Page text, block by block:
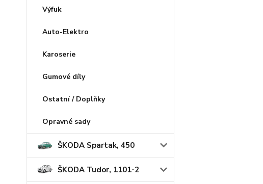
Výfuk
Auto-Elektro
Karoserie
Gumové díly
Ostatní / Doplňky
Opravné sady
ŠKODA Spartak, 450
ŠKODA Tudor, 1101-2